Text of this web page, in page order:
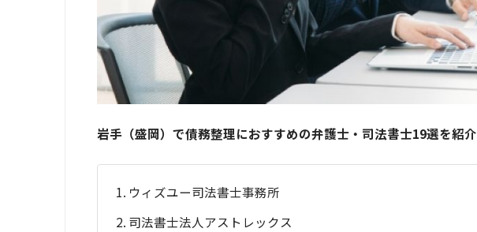
岩手（盛岡）で債務整理におすすめの弁護士・司法書士19選を紹介
ウィズユー司法書士事務所
司法書士法人アストレックス